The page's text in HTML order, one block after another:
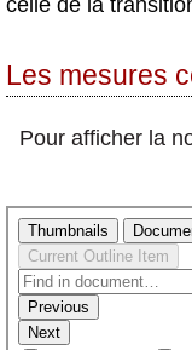
Les mesures
Pour afficher la